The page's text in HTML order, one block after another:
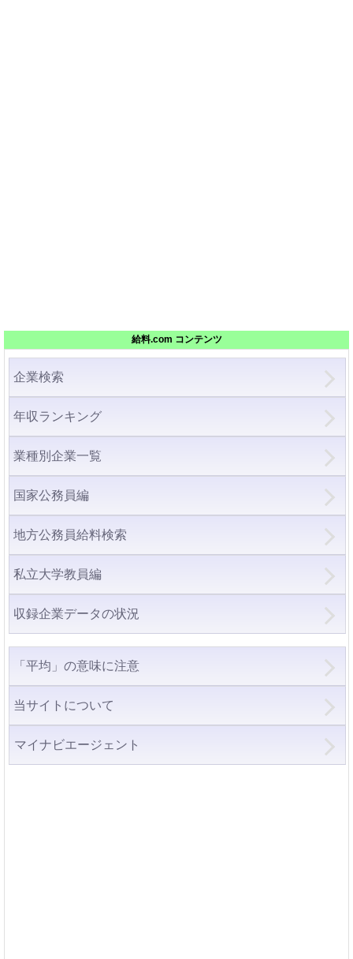
給料.com コンテンツ
企業検索
年収ランキング
業種別企業一覧
国家公務員編
地方公務員給料検索
私立大学教員編
収録企業データの状況
「平均」の意味に注意
当サイトについて
マイナビエージェント